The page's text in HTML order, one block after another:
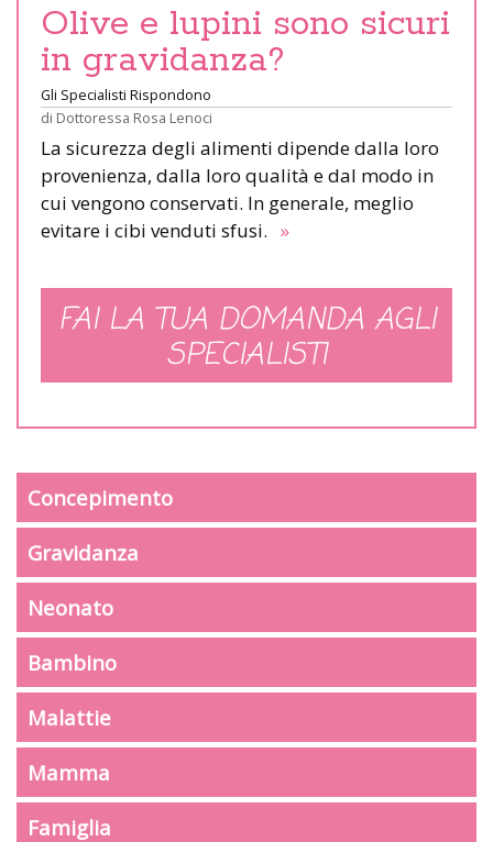
Olive e lupini sono sicuri
in gravidanza?
Gli Specialisti Rispondono
di Dottoressa Rosa Lenoci
La sicurezza degli alimenti dipende dalla loro
provenienza, dalla loro qualità e dal modo in
cui vengono conservati. In generale, meglio
evitare i cibi venduti sfusi. »
FAI LA TUA DOMANDA AGLI
SPECIALISTI
Concepimento
Gravidanza
Neonato
Bambino
Malattie
Mamma
Famiglia